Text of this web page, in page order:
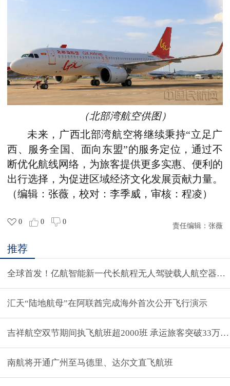
（北部湾航空供图）
未来，广西北部湾航空将继续秉持“立足广
西、服务全国、面向东盟”的服务定位，通过不
断优化航线网络，为旅客提供更多实惠、便利的
出行选择，为促进区域经济文化发展贡献力量。
（编辑：张薇，校对：李季威，审核：程凌）
0 0 0
责任编辑： 张薇
推荐
全球首发！亿航智能新一代长航程无人驾驶载人航空器
汇天“陆地航母”在阿联酋完成海外首次公开飞行演示
吉祥航空双节期间执飞航班超2000班 承运旅客突破33万
南航将开通广州至马德里、达尔文直飞航班